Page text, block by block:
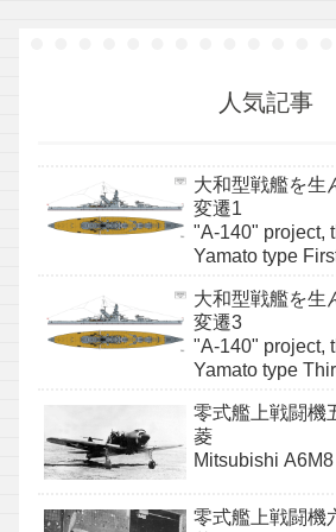
人気記事
大和型戦艦を生
変遷1
"A-140" project,
Yamato type
大和型戦艦を生
変遷3
"A-140" project,
Yamato type
零式艦上戦闘機
菱
Mitsubishi A6M8
零式艦上戦闘機